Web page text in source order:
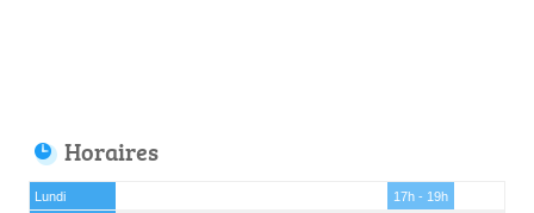
Horaires
Lundi
17h - 19h